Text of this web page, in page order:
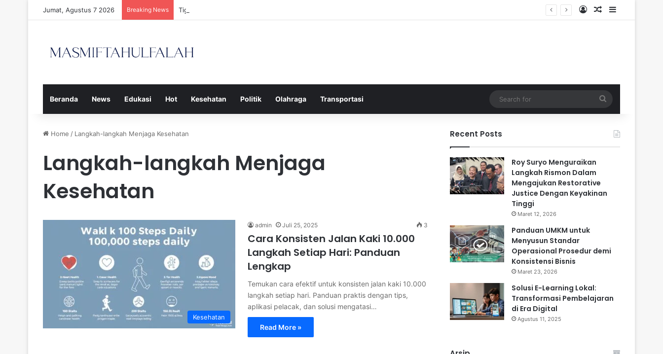
Jumat, Agustus 7 2026 Breaking News Tiga Calon Pelatih Chelsea yang Berpotensi Memimpin Tim di Musim Depan Log InRandom Article
Sidebar
Beranda News Edukasi Hot Kesehatan Politik Olahraga Transportasi
for
Home / Langkah-langkah Menjaga Kesehatan
Langkah-langkah Menjaga
Kesehatan
Kesehatan
admin Juli 25, 2025 3
Cara Konsisten Jalan Kaki 10.000
Langkah Setiap Hari: Panduan
Lengkap
Temukan cara efektif untuk konsisten jalan kaki 10.000
langkah setiap hari. Panduan praktis dengan tips,
aplikasi pelacak, dan solusi mengatasi…
Read More »
Recent Posts
Roy Suryo Menguraikan
Langkah Rismon Dalam
Mengajukan Restorative
Justice Dengan Keyakinan
Tinggi
Maret 12, 2026
Panduan UMKM untuk
Menyusun Standar
Operasional Prosedur demi
Konsistensi Bisnis
Maret 23, 2026
Solusi E-Learning Lokal:
Transformasi Pembelajaran
di Era Digital
Agustus 11, 2025